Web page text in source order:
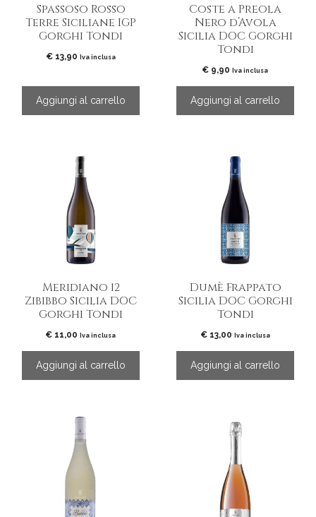
Spassoso Rosso
Terre Siciliane IGP
Gorghi Tondi
€13,90 Iva inclusa
Aggiungi al carrello
Coste a Preola
Nero d’Avola
Sicilia DOC Gorghi
Tondi
€ 9,90 Iva inclusa
Aggiungi al carrello
Meridiano 12
Zibibbo Sicilia DOC
Gorghi Tondi
€ 11,00 Iva inclusa
Aggiungi al carrello
Dumè Frappato
Sicilia DOC Gorghi
Tondi
€13,00 Iva inclusa
Aggiungi al carrello